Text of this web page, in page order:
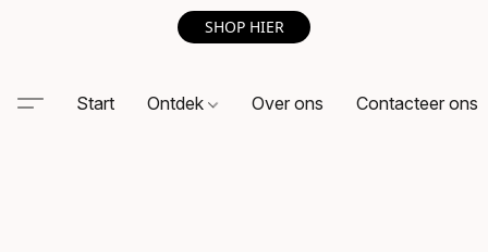
SHOP HIER
Start Ontdek Over ons Contacteer ons